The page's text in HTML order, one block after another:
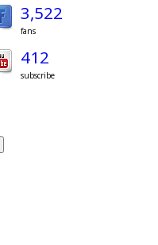
3,522
fans
412
subscribe